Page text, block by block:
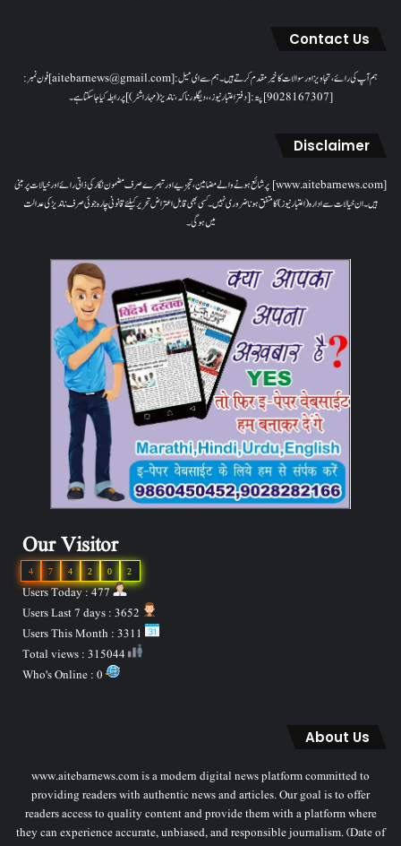
Contact Us
ہم آپ کی رائے، تجاویز اور سوالات کا خیرمقدم کرتے ہیں۔ ہم سےای میل: [aitebarnews@gmail.com]فون نمبر:
[9028167307]پتہ: [دفتر اعتبار نیوز، ، دیگلور ناکہ، ناندیڑ(مہاراشٹر) ] پر رابطہ کیا جاسکتا ہے۔
Disclaimer
[www.aitebarnews.com] پر شائع ہونے والے مضامین، تجزیے اور تبصرے صرف مضمون نگار کی ذاتی رائے اور خیالات پر مبنی
ہیں۔ ان خیالات سے ادارہ (اعتبار نیوز) کا متفق ہونا ضروری نہیں۔ کسی بھی قابل اعتراض تحریر کیلئے قانونی چارہ جوئی صرف ناندیڑ کی عدالت
میں ہوگی۔
Our Visitor
2
0
2
4
7
4
Users Today : 477
About Us
www.aitebarnews.com is a modern digital news platform committed to
providing readers with authentic news and articles. Our goal is to offer
readers access to quality content and provide them with a platform where
they can experience accurate, unbiased, and responsible journalism. (Date of